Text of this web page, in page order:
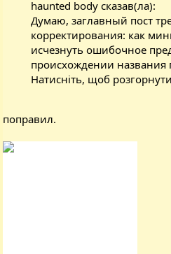
haunted body сказав(ла):
Думаю, заглавный пост
корректирования: как
исчезнуть ошибочное
происхождении названия
Натисніть, щоб
поправил.